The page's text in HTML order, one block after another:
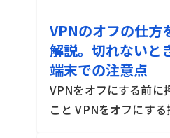
VPNのオフの仕方
解説。切れないと
端末での注意点
VPNをオフにする前に
こと VPNをオフにす